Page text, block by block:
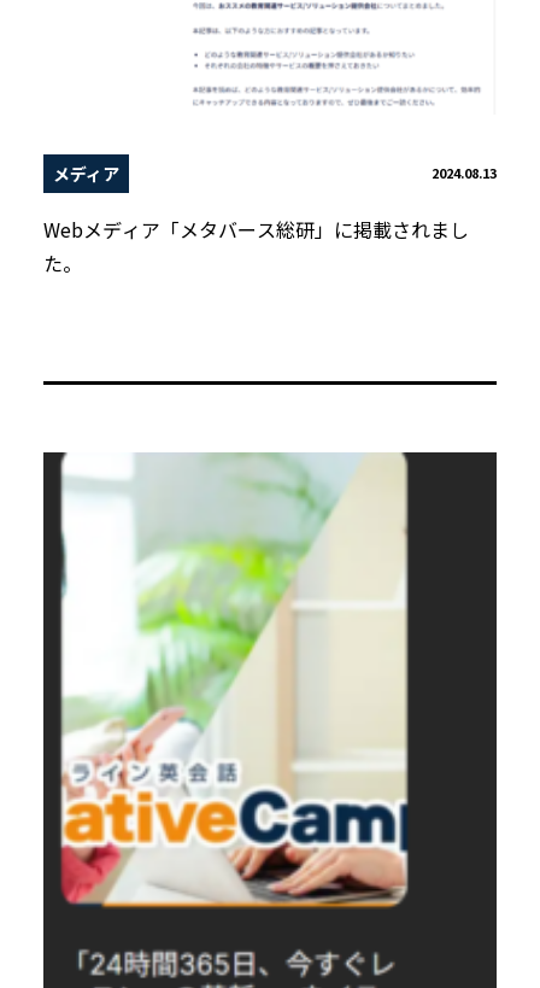
メディア 2024.08.13
Webメディア「メタバース総研」に掲載されまし
た。